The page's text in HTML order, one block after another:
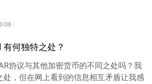
何独特之处？
协议与其他加密货币的不同之处吗？我
处，但在网上看到的信息相互矛盾让我感